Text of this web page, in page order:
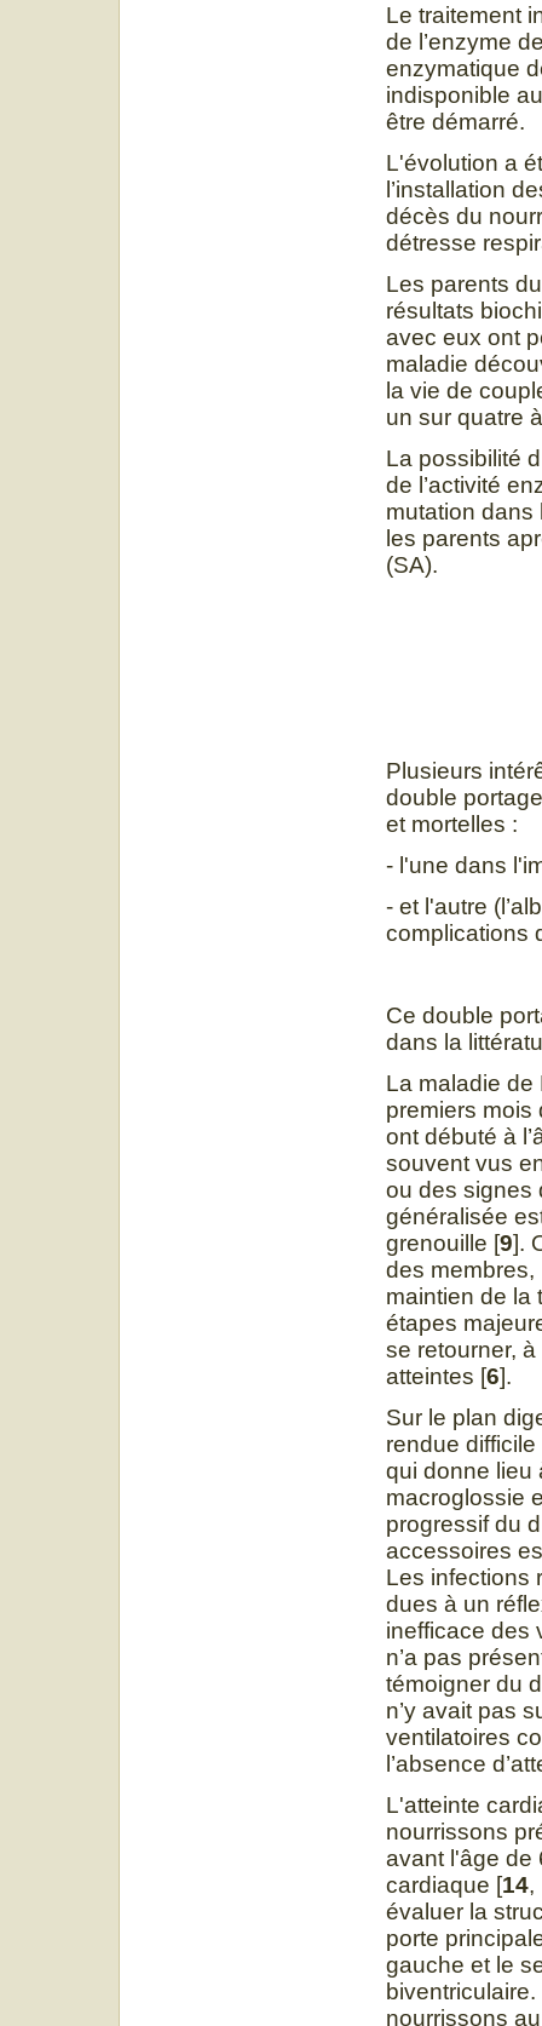
Le traitement
de l’enzyme
enzymatique
indisponible
être démarré.
L'évolution a
l’installation
décès du
détresse
Les parents
résultats
avec eux ont
maladie
la vie de
un sur quatre
La possibilité
de l’activité
mutation dans
les parents
(SA).
Plusieurs
double
et mortelles :
- l'une dans
- et l'autre
complications
Ce double
dans la
La maladie de
premiers mois
ont débuté à
souvent vus
ou des signes
généralisée
grenouille [9].
des
maintien de la
étapes
se retourner,
atteintes [6].
Sur le plan
rendue
qui donne lieu
macroglossie
progressif du
accessoires
Les infections
dues à un
inefficace des
n’a pas
témoigner du
n’y avait pas
ventilatoires
l’absence
L'atteinte
nourrissons
avant l'âge de
cardiaque [14,
évaluer la
porte
gauche et le
nourrissons